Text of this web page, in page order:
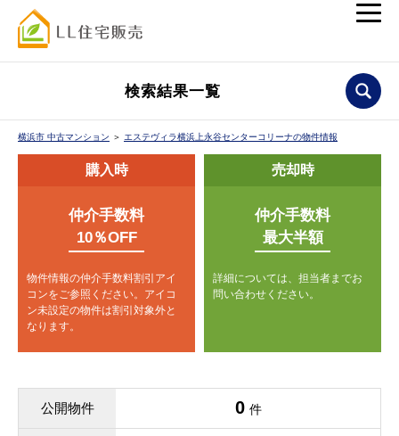
検索結果一覧
横浜市 中古マンション ＞ エステヴィラ横浜上永谷センターコリーナの物件情報
購入時
仲介手数料
10％OFF
物件情報の仲介手数料割引アイ
コンをご参照ください。 アイコ
ン未設定の物件は割引対象外と
なります。
売却時
仲介手数料
最大半額
詳細については、担当者までお
問い合わせください。
公開物件 0 件